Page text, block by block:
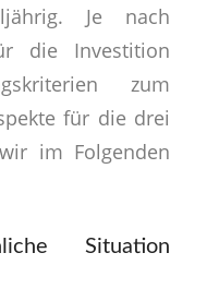
Je nach
die Investition
zum
für die drei
im Folgenden
Situation